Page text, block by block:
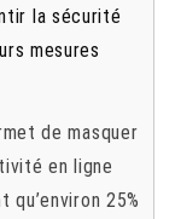
la sécurité
mesures
de masquer
en ligne
25%